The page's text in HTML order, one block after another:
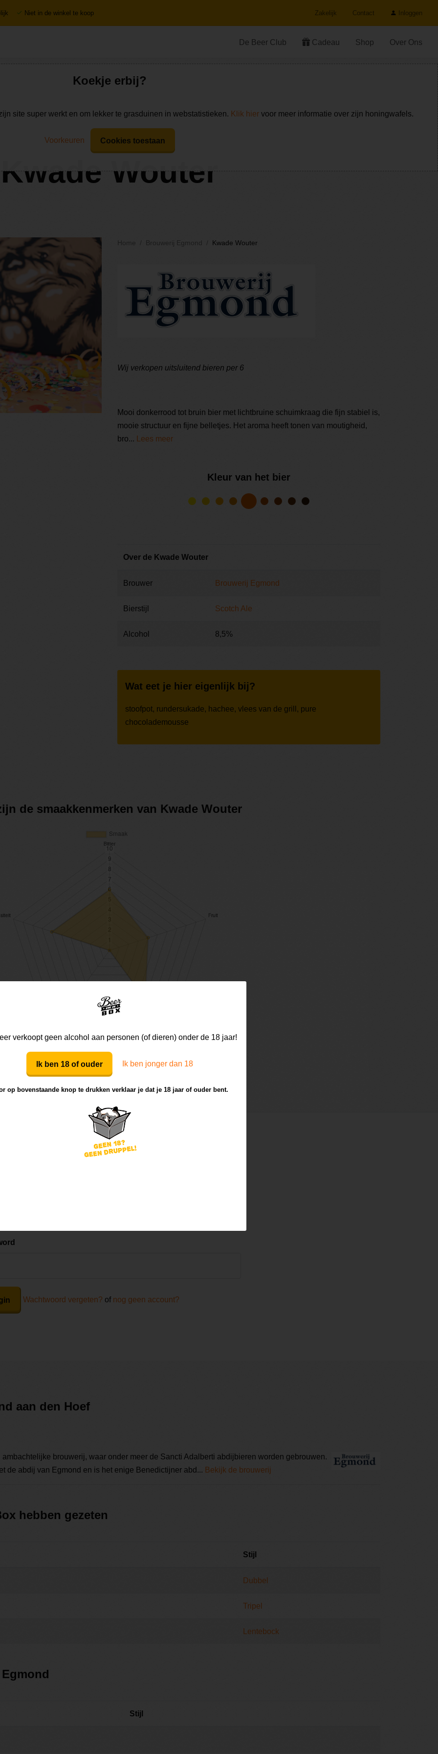
Niet in de winkel te koop Zakelijk Contact Inloggen
De Beer Club Cadeau Shop Over Ons
Kwade Wouter
Home Brouwerij Egmond Kwade Wouter
Wij verkopen uitsluitend bieren per 6
Mooi donkerrood tot bruin bier met lichtbruine schuimkraag die fijn stabiel is,
mooie structuur en fijne belletjes. Het aroma heeft tonen van moutigheid,
bro... Lees meer
Kleur van het bier
Over de Kwade Wouter
Brouwer Brouwerij Egmond
Bierstijl Scotch Ale
Alcohol 8,5%
Wat eet je hier eigenlijk bij?
stoofpot, rundersukade, hachee, vlees van de grill, pure
chocolademousse
de smaakkenmerken van Kwade Wouter
Mijn review bij dit bier
Wachtwoord vergeten? of nog geen account?
aan den Hoef
brouwerij, waar onder meer de Sancti Adalberti abdijbieren worden gebrouwen.
de abdij van Egmond en is het enige Benedictijner abd... Bekijk de brouwerij
hebben gezeten
Stijl
Dubbel
Tripel
Lentebock
Stijl
verkoopt geen alcohol aan personen (of dieren) onder de 18 jaar!
Ik ben 18 of ouder Ik ben jonger dan 18
op bovenstaande knop te drukken verklaar je dat je 18 jaar of ouder bent.
Koekje erbij?
site super werkt en om lekker te grasduinen in webstatistieken. Klik hier voor meer informatie over zijn honingwafels.
Voorkeuren Cookies toestaan